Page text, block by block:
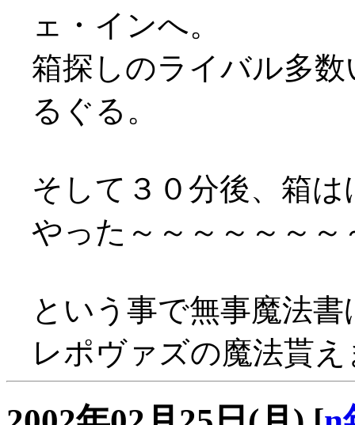
ェ・インへ。
箱探しのライバル多
るぐる。
そして３０分後、箱は
やった～～～～～～～
という事で無事魔法
レポヴァズの魔法貰